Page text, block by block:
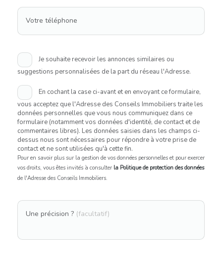
Votre téléphone
Je souhaite recevoir les annonces similaires ou
suggestions personnalisées de la part du réseau l'Adresse.
En cochant la case ci-avant et en envoyant ce formulaire,
vous acceptez que l'Adresse des Conseils Immobiliers traite les
données personnelles que vous nous communiquez dans ce
formulaire (notamment vos données d'identité, de contact et de
commentaires libres). Les données saisies dans les champs ci-
dessus nous sont nécessaires pour répondre à votre prise de
contact et ne sont utilisées qu'à cette fin.
Pour en savoir plus sur la gestion de vos données personnelles et pour exercer
vos droits, vous êtes invités à consulter la Politique de protection des données
de l'Adresse des Conseils Immobiliers.
Une précision ? (facultatif)